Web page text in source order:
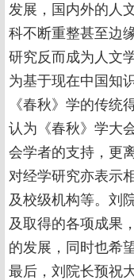
发展，国内外的人
科不断重整甚至边
研究反而成为人文
为基于现在中国知
《春秋》学的传统
认为《春秋》学大
会学者的支持，更
对经学研究亦表示
及校级机构等。刘
及取得的各项成果
的发展，同时也希
最后，刘院长预祝